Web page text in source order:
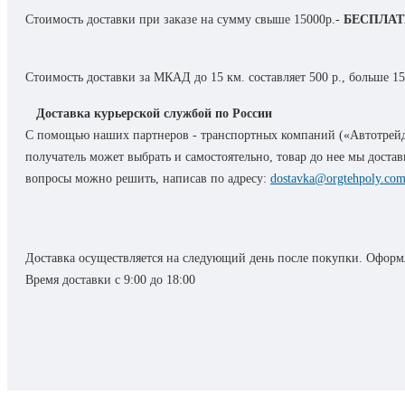
ACCO BRANDS
4400435 УНИВЕРСАЛЬНЫЙ ПЕРЕПЛЕТЧИК GBC
ПОД ЗАКАЗ!!
Стоимость доставки при заказе на сумму свыше 15000р.-
Стоимость доставки за МКАД до 15 км. составляет 500 р., больше
Доставка курьерской службой по России
С помощью наших партнеров - транспортных компаний
получатель может выбрать и самостоятельно, товар до нее мы
вопросы можно решить, написав по адресу: dostavka@orgtehpoly.com
Доставка осуществляется на следующий день после покупки.
Время доставки с 9:00 до 18:00